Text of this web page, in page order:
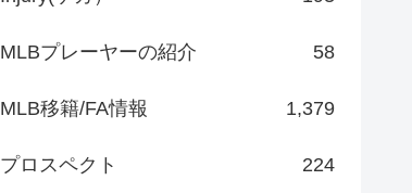
MLBプレーヤーの紹介 58
MLB移籍/FA情報 1,379
プロスペクト 224